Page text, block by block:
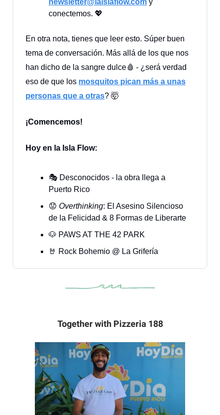
newsletter@laislaflow.com y
conectemos. 💖
En otra nota, tienes que leer esto. Súper buen
tema de conversación. Más allá de los que nos
han dicho de la sangre dulce🩸 - ¿será verdad
eso de que los mosquitos pican más a unas
personas que a otras? 🤯
¡Comencemos!
Hoy en la Isla Flow:
🎭 Desconocidos - la obra llega a
Puerto Rico
😟 Overthinking: El Asesino Silencioso
de la Felicidad & 8 Formas de Liberarte
🐶 PAWS AT THE 42 PARK
🤘 Rock Bohemio @ La Grifería
Together with Pizzeria 188